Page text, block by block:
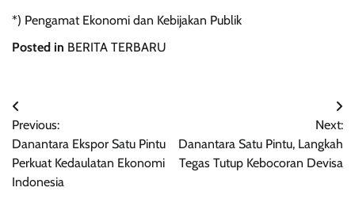
*) Pengamat Ekonomi dan Kebijakan Publik
Posted in BERITA TERBARU
Navigasi
pos
Previous:
Danantara Ekspor Satu Pintu
Perkuat Kedaulatan Ekonomi
Indonesia
Next:
Danantara Satu Pintu, Langkah
Tegas Tutup Kebocoran Devisa